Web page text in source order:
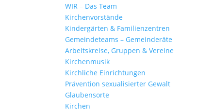
WIR – Das Team
Kirchen­vor­stände
Kinder­gärten & Familienzentren
Gemein­de­teams – Gemeinderäte
Arbeits­kreise, Gruppen & Vereine
Kirchen­musik
Kirch­liche Einrichtungen
Präven­tion sexua­li­sierter Gewalt
Glau­ben­s­orte
Kirchen